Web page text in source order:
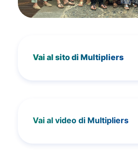
Vai al sito di Multipliers
Vai al video di Multipliers